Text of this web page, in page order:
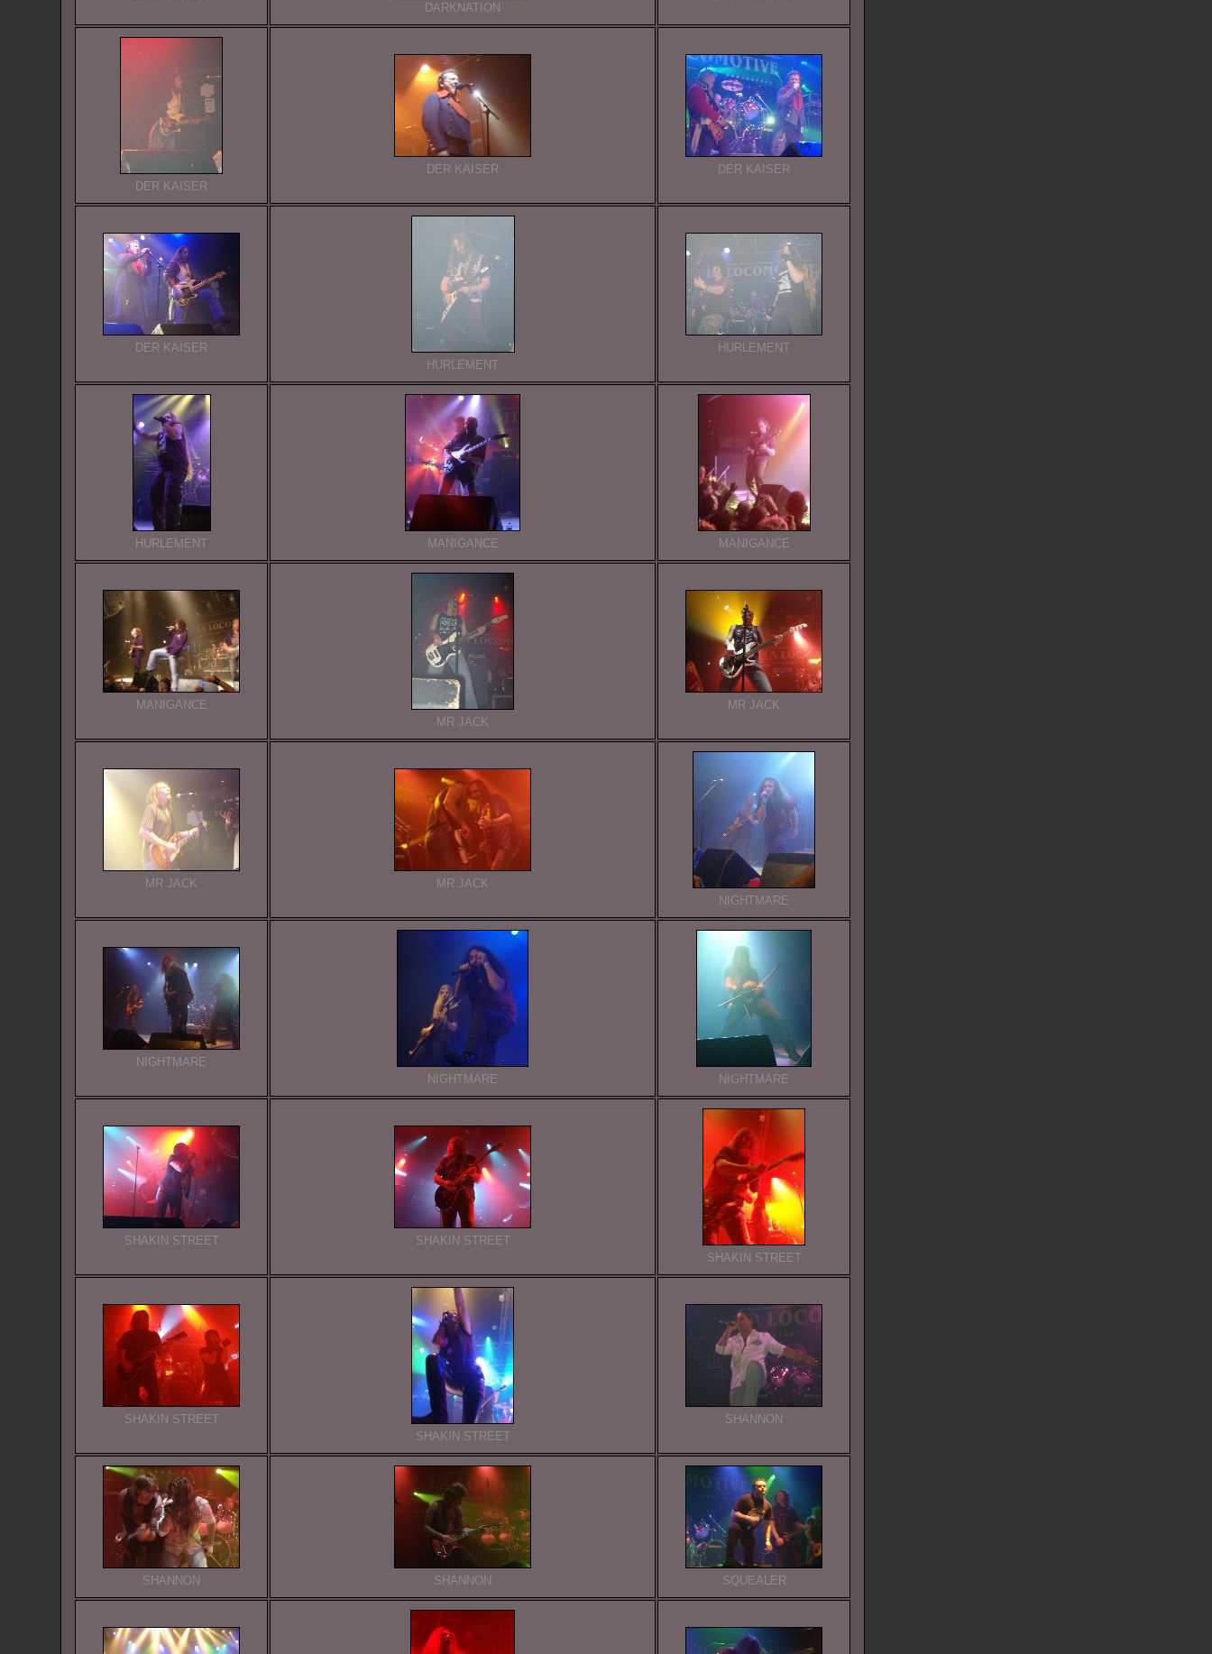
DARKNATION
DER KAISER
DER KAISER DER KAISER
DER KAISER
HURLEMENT
HURLEMENT
HURLEMENT MANIGANCE MANIGANCE
MANIGANCE
MR JACK
MR JACK
MR JACK
MR JACK
NIGHTMARE
NIGHTMARE
NIGHTMARE
NIGHTMARE
SHAKIN STREET
SHAKIN STREET
SHAKIN STREET
SHAKIN STREET
SHAKIN STREET
SHANNON
SHANNON SHANNON SQUEALER